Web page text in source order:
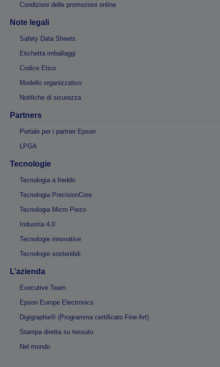
Condizioni delle promozioni online
Note legali
Safety Data Sheets
Etichetta imballaggi
Codice Etico
Modello organizzativo
Notifiche di sicurezza
Partners
Portale per i partner Epson
LPGA
Tecnologie
Tecnologia a freddo
Tecnologia PrecisionCore
Tecnologia Micro Piezo
Industria 4.0
Tecnologie innovative
Tecnologie sostenibili
L’azienda
Executive Team
Epson Europe Electronics
Digigraphie® (Programma certificato Fine Art)
Stampa diretta su tessuto
Nel mondo